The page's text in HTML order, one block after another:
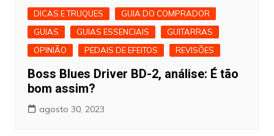
DICAS E TRUQUES
GUIA DO COMPRADOR
GUIAS
GUIAS ESSENCIAIS
GUITARRAS
OPINIÃO
PEDAIS DE EFEITOS REVISÕES
Boss Blues Driver BD-2, análise: É tão
bom assim?
agosto 30, 2023